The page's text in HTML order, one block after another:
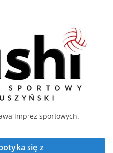
imprez sportowych.
się z